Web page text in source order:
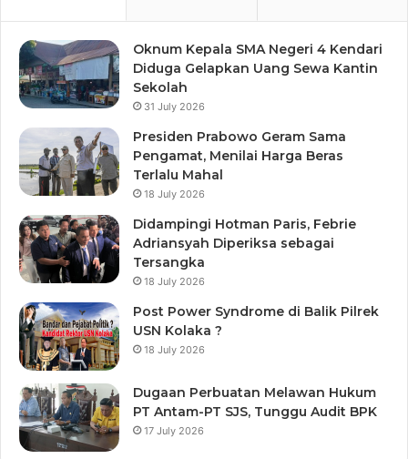
Oknum Kepala SMA Negeri 4 Kendari
Diduga Gelapkan Uang Sewa Kantin
Sekolah
31 July 2026
Presiden Prabowo Geram Sama
Pengamat, Menilai Harga Beras
Terlalu Mahal
18 July 2026
Didampingi Hotman Paris, Febrie
Adriansyah Diperiksa sebagai
Tersangka
18 July 2026
Post Power Syndrome di Balik Pilrek
USN Kolaka ?
18 July 2026
Dugaan Perbuatan Melawan Hukum
PT Antam-PT SJS, Tunggu Audit BPK
17 July 2026